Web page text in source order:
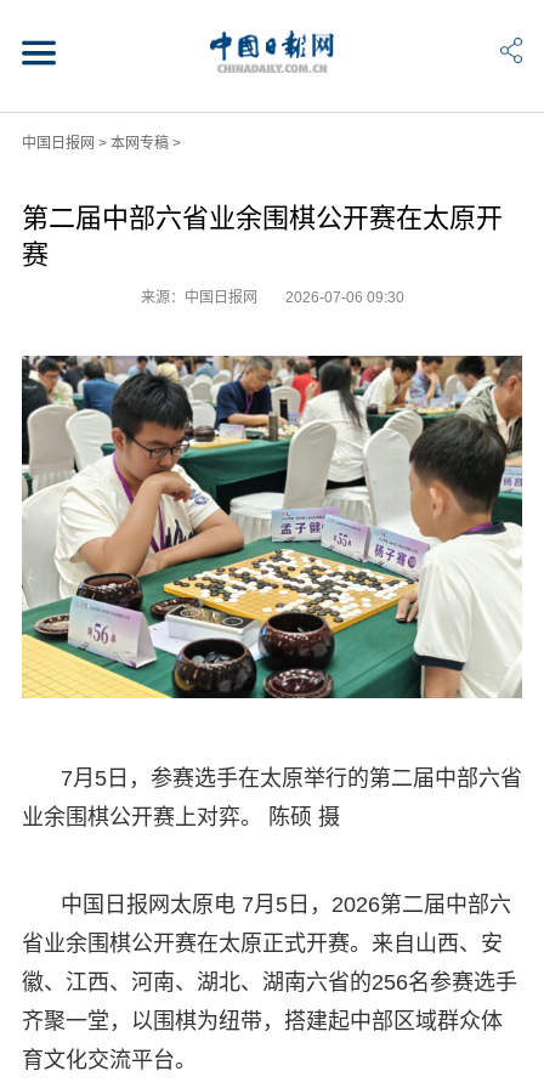
中国日报网 > 本网专稿>
第二届中部六省业余围棋公开赛在太原开
赛
来源：中国日报网 2026-07-06 09:30
7月5日，参赛选手在太原举行的第二届中部六省
业余围棋公开赛上对弈。 陈硕 摄
中国日报网太原电 7月5日，2026第二届中部六
省业余围棋公开赛在太原正式开赛。来自山西、安
徽、江西、河南、湖北、湖南六省的256名参赛选手
齐聚一堂，以围棋为纽带，搭建起中部区域群众体
育文化交流平台。